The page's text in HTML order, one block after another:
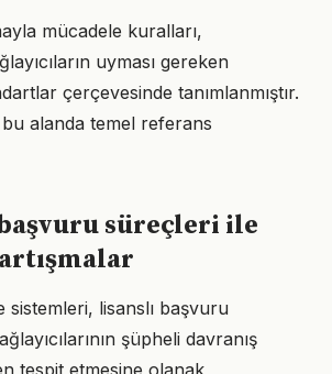
mücadele kuralları,
uyması gereken
çerçevesinde tanımlanmıştır.
alanda temel referans
süreçleri ile
sistemleri, lisanslı başvuru
şüpheli davranış
tespit etmesine olanak